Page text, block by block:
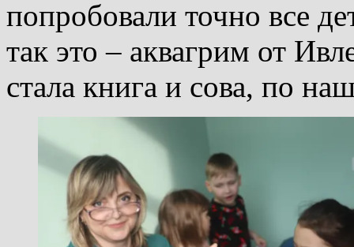
попробовали точно все
так это – аквагрим от
стала книга и сова, по